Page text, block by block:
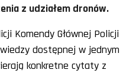
z udziałem dronów.
Komendy Głównej Policji
dostępnej w jednym
konkretne cytaty z